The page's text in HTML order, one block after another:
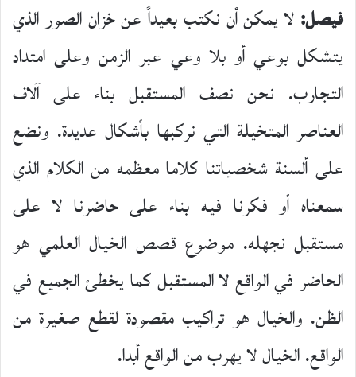
فيصل:لا يمكن أن نكتب بعيداً عن خزان الصور الذي
يتشكل بوعي أو بلا وعي عبر الزمن وعلى امتداد
التجارب. نحن نصف المستقبل بناء على آلاف
العناصر المتخيلة التي نركبها بأشكال عديدة. ونضع
على ألسنة شخصياتنا كلاما معظمه من الكلام الذي
سمعناه أو فكرنا فيه بناء على حاضرنا لا على
مستقبل نجهله. موضوع قصص الخيال العلمي هو
الحاضر في الواقع لا المستقبل كما يخطئ الجميع في
الظن. والخيال هو تراكيب مقصودة لقطع صغيرة من
الواقع. الخيال لا يهرب من الواقع أبدا.